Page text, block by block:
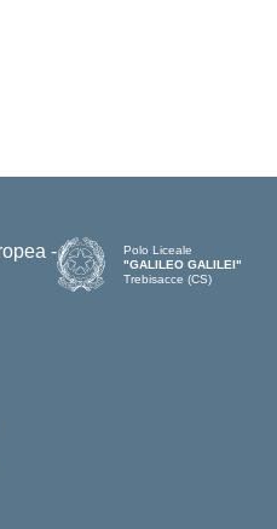
Polo Liceale
"GALILEO GALILEI"
Trebisacce (CS)